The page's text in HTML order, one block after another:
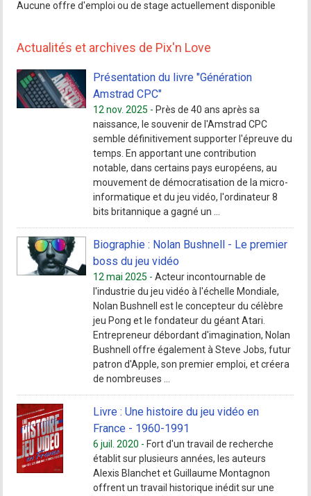
Aucune offre d'emploi ou de stage actuellement disponible
Actualités et archives de Pix'n Love
Présentation du livre "Génération
Amstrad CPC"
12 nov. 2025 - Près de 40 ans après sa
naissance, le souvenir de l'Amstrad CPC
semble définitivement supporter l'épreuve du
temps. En apportant une contribution
notable, dans certains pays européens, au
mouvement de démocratisation de la micro-
informatique et du jeu vidéo, l'ordinateur 8
bits britannique a gagné un ...
Biographie : Nolan Bushnell - Le premier
boss du jeu vidéo
12 mai 2025 -Acteur incontournable de
l'industrie du jeu vidéo à l'échelle Mondiale,
Nolan Bushnell est le concepteur du célèbre
jeu Pong et le fondateur du géant Atari.
Entrepreneur débordant d'imagination, Nolan
Bushnell offre également à Steve Jobs, futur
patron d'Apple, son premier emploi, et créera
de nombreuses ...
Livre : Une histoire du jeu vidéo en
France - 1960-1991
6 juil. 2020 - Fort d'un travail de recherche
établit sur plusieurs années, les auteurs
Alexis Blanchet et Guillaume Montagnon
offrent un travail historique inédit sur une